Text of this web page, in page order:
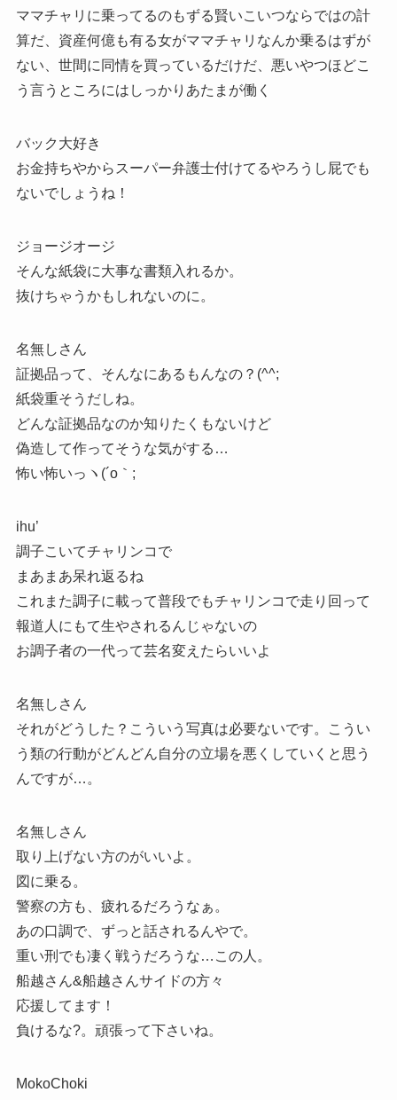
ママチャリに乗ってるのもずる賢いこいつならではの計
算だ、資産何億も有る女がママチャリなんか乗るはずが
ない、世間に同情を買っているだけだ、悪いやつほどこ
う言うところにはしっかりあたまが働く
バック大好き
お金持ちやからスーパー弁護士付けてるやろうし屁でも
ないでしょうね！
ジョージオージ
そんな紙袋に大事な書類入れるか。
抜けちゃうかもしれないのに。
名無しさん
証拠品って、そんなにあるもんなの？(^^;
紙袋重そうだしね。
どんな証拠品なのか知りたくもないけど
偽造して作ってそうな気がする…
怖い怖いっヽ(´o｀;
ihu’
調子こいてチャリンコで
まあまあ呆れ返るね
これまた調子に載って普段でもチャリンコで走り回って
報道人にもて生やされるんじゃないの
お調子者の一代って芸名変えたらいいよ
名無しさん
それがどうした？こういう写真は必要ないです。こうい
う類の行動がどんどん自分の立場を悪くしていくと思う
んですが…。
名無しさん
取り上げない方のがいいよ。
図に乗る。
警察の方も、疲れるだろうなぁ。
あの口調で、ずっと話されるんやで。
重い刑でも凄く戦うだろうな…この人。
船越さん&船越さんサイドの方々
応援してます！
負けるな?。頑張って下さいね。
MokoChoki